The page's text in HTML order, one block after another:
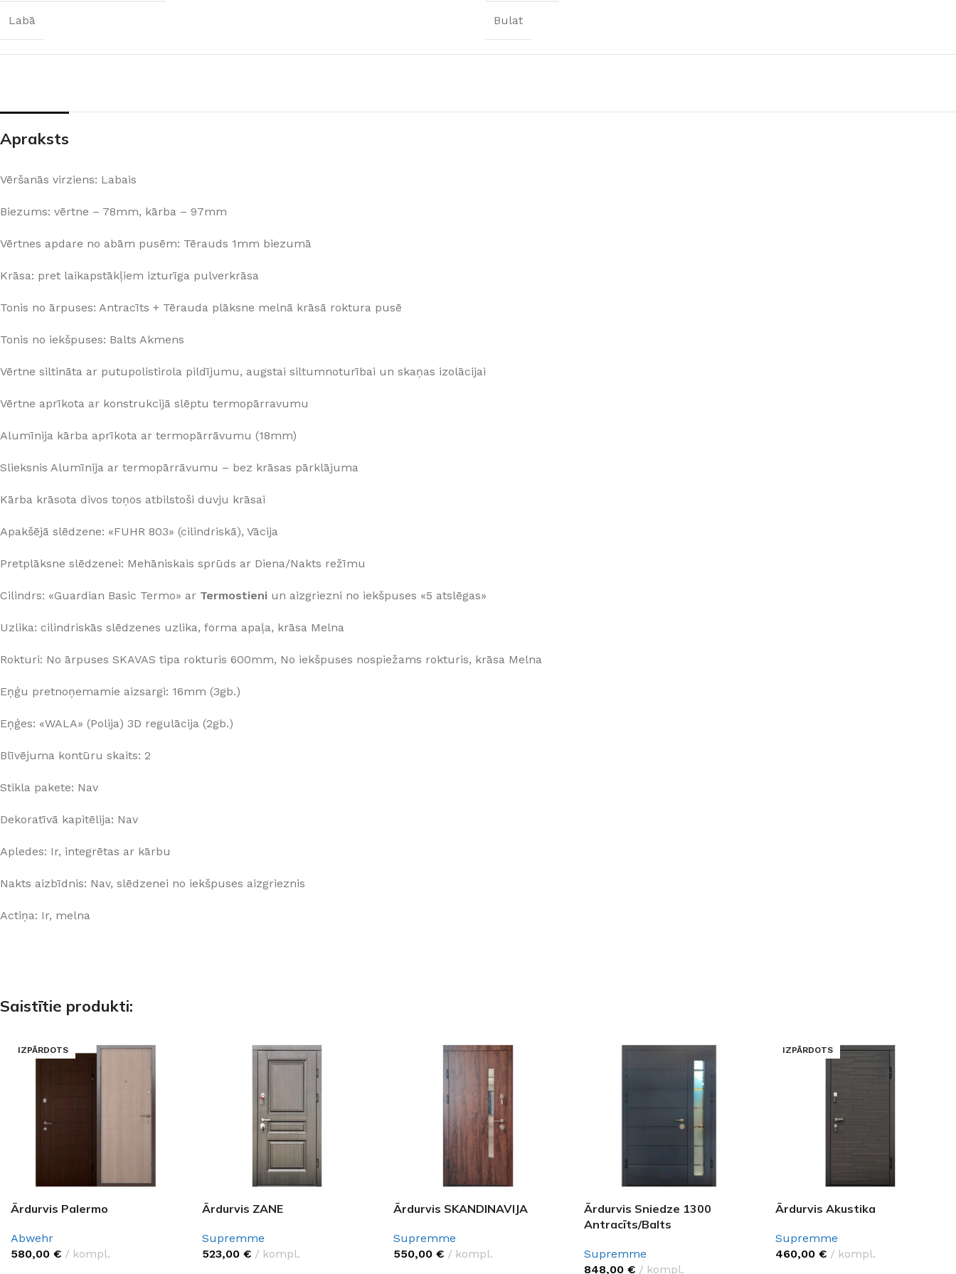
Otas SPC Sienas paneļi FLĪŽU KOLEKCIJAS Grīdlīstes un aksesuāri
Labā Bulat
Apraksts
Vēršanās virziens: Labais
Biezums: vērtne – 78mm, kārba – 97mm
Vērtnes apdare no abām pusēm: Tērauds 1mm biezumā
Krāsa: pret laikapstākļiem izturīga pulverkrāsa
Tonis no ārpuses: Antracīts + Tērauda plāksne melnā krāsā roktura pusē
Tonis no iekšpuses: Balts Akmens
Vērtne siltināta ar putupolistirola pildījumu, augstai siltumnoturībai un skaņas izolācijai
Vērtne aprīkota ar konstrukcijā slēptu termopārravumu
Alumīnija kārba aprīkota ar termopārrāvumu (18mm)
Slieksnis Alumīnija ar termopārrāvumu – bez krāsas pārklājuma
Kārba krāsota divos toņos atbilstoši duvju krāsai
Apakšējā slēdzene: «FUHR 803» (cilindriskā), Vācija
Pretplāksne slēdzenei: Mehāniskais sprūds ar Diena/Nakts režīmu
Cilindrs: «Guardian Basic Termo» ar Termostieni un aizgriezni no iekšpuses «5 atslēgas»
Uzlika: cilindriskās slēdzenes uzlika, forma apaļa, krāsa Melna
Rokturi: No ārpuses SKAVAS tipa rokturis 600mm, No iekšpuses nospiežams rokturis, krāsa Melna
Eņģu pretnoņemamie aizsargi: 16mm (3gb.)
Eņģes: «WALA» (Polija) 3D regulācija (2gb.)
Blīvējuma kontūru skaits: 2
Stikla pakete: Nav
Dekoratīvā kapitēlija: Nav
Apledes: Ir, integrētas ar kārbu
Nakts aizbīdnis: Nav, slēdzenei no iekšpuses aizgrieznis
Actiņa: Ir, melna
Saistītie produkti:
IZPĀRDOTS
Ārdurvis Palermo
Abwehr
580,00 € kompl.
Ārdurvis ZANE
Supremme
523,00 € kompl.
Ārdurvis SKANDINAVIJA
Supremme
550,00 € kompl.
Ārdurvis Sniedze 1300
Antracīts/Balts
Supremme
848,00€ kompl.
IZPĀRDOTS
Ārdurvis Akustika
Supremme
460,00€ kompl.